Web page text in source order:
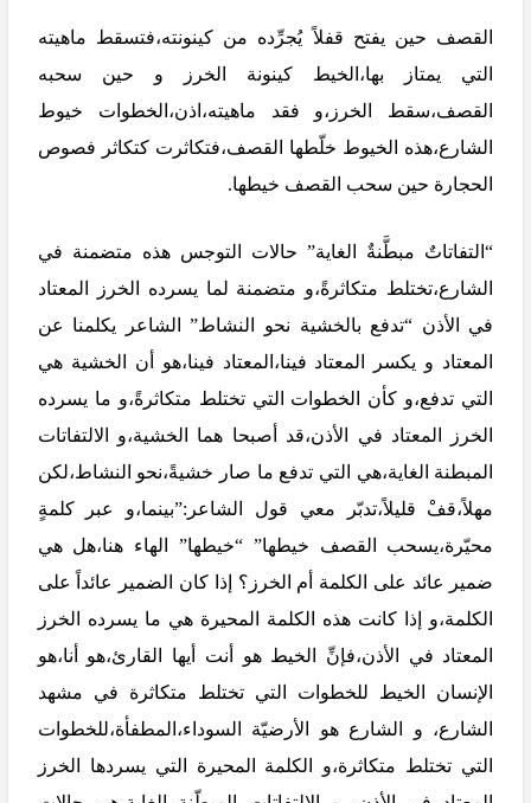
القصف حين يفتح قفلاً يُجرِّده من كينونته،فتسقط ماهيته
التي يمتاز بها،الخيط كينونة الخرز و حين سحبه
القصف،سقط الخرز،و فقد ماهيته،اذن،الخطوات خيوط
الشارع،هذه الخيوط خلّطها القصف،فتكاثرت كتكاثر فصوص
الحجارة حين سحب القصف خيطها.
“التفاتاتٌ مبطَّنةٌ الغاية” حالات التوجس هذه متضمنة في
الشارع،تختلط متكاثرةً،و متضمنة لما يسرده الخرز المعتاد
في الأذن “تدفع بالخشية نحو النشاط” الشاعر يكلمنا عن
المعتاد و يكسر المعتاد فينا،المعتاد فينا،هو أن الخشية هي
التي تدفع،و كأن الخطوات التي تختلط متكاثرةً،و ما يسرده
الخرز المعتاد في الأذن،قد أصبحا هما الخشية،و الالتفاتات
المبطنة الغاية،هي التي تدفع ما صار خشيةً،نحو النشاط،لكن
مهلاً،قفْ قليلاً،تدبّر معي قول الشاعر:”بينما،و عبر كلمةٍ
محيّرة،يسحب القصف خيطها” “خيطها” الهاء هنا،هل هي
ضمير عائد على الكلمة أم الخرز؟ إذا كان الضمير عائداً على
الكلمة،و إذا كانت هذه الكلمة المحيرة هي ما يسرده الخرز
المعتاد في الأذن،فإنِّ الخيط هو أنت أيها القارئ،هو أنا،هو
الإنسان الخيط للخطوات التي تختلط متكاثرة في مشهد
الشارع، و الشارع هو الأرضيّة السوداء،المطفأة،للخطوات
التي تختلط متكاثرة،و الكلمة المحيرة التي يسردها الخرز